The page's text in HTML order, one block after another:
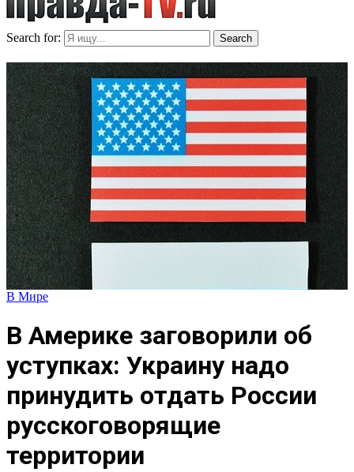
Search for: Search
В Мире
В Америке заговорили об
уступках: Украину надо
принудить отдать России
русскоговорящие
территории